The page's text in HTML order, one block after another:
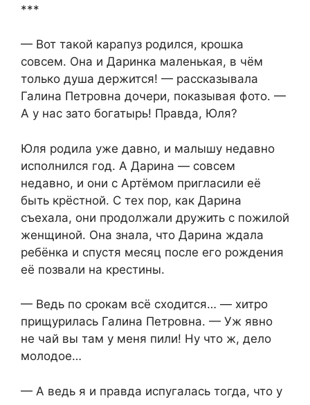
***
— Вот такой карапуз родился, крошка
совсем. Она и Даринка маленькая, в чём
только душа держится! — рассказывала
Галина Петровна дочери, показывая фото. —
А у нас зато богатырь! Правда, Юля?
Юля родила уже давно, и малышу недавно
исполнился год. А Дарина — совсем
недавно, и они с Артёмом пригласили её
быть крёстной. С тех пор, как Дарина
съехала, они продолжали дружить с пожилой
женщиной. Она знала, что Дарина ждала
ребёнка и спустя месяц после его рождения
её позвали на крестины.
— Ведь по срокам всё сходится… — хитро
прищурилась Галина Петровна. — Уж явно
не чай вы там у меня пили! Ну что ж, дело
молодое…
— А ведь я и правда испугалась тогда, что у